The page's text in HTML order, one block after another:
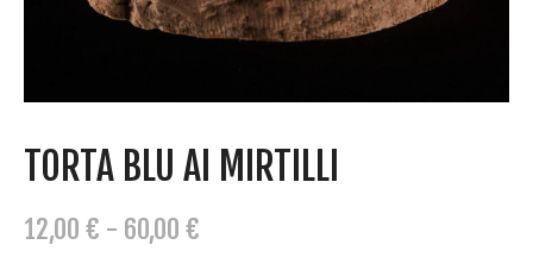
TORTA BLU AI MIRTILLI
12,00 € - 60,00 €